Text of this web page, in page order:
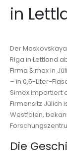
in
Der
Riga in Lettland
Firma Simex in
– in 0,5-Liter-
Simex importiert
Firmensitz Jülich
Westfalen,
Die